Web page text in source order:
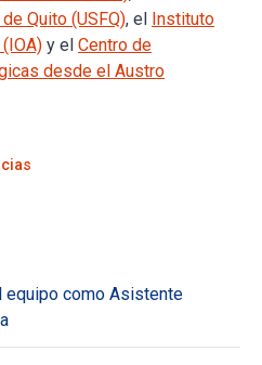
Quito (USFQ), el Instituto
y el Centro de
desde el Austro
equipo como Asistente